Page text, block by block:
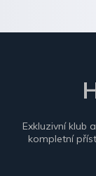
Exkluzivní klub
kompletní